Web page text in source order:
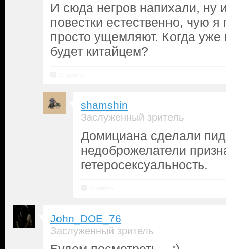
И сюда негров напихали, ну
повестки естественно, чую я
просто ущемляют. Когда
будет китайцем?
shamshin
Заслуженный зритель
Домициана сделали
недоброжелатели
гетеросексуальность.
John_DOE_76
Заслуженный зритель